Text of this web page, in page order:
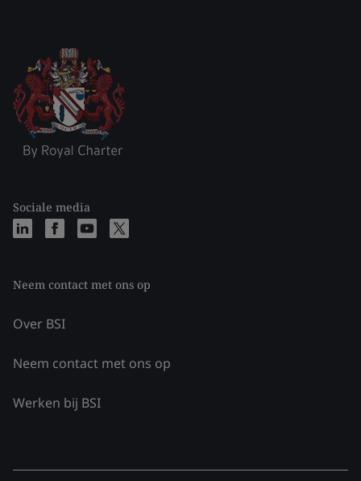
Sociale media
Neem contact met ons op
Over BSI
Neem contact met ons op
Werken bij BSI